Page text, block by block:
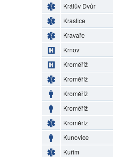
Králův Dvůr
Kraslice
Kravaře
Krnov
Kroměříž
Kroměříž
Kroměříž
Kroměříž
Kroměříž
Kunovice
Kuřim